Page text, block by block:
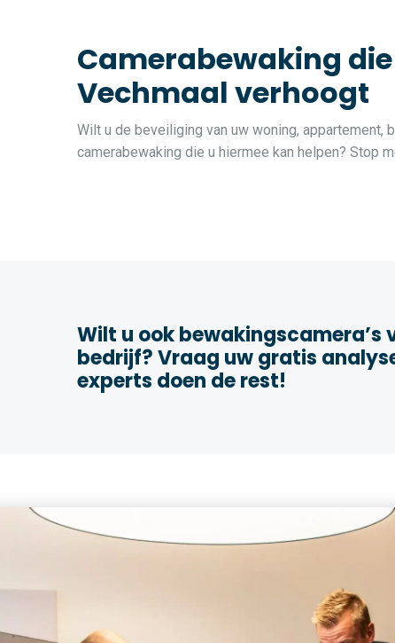
Camerabewaking
Vechmaal verhoogt
Wilt u de beveiliging van uw woning, appartement,
camerabewaking die u hiermee kan helpen? Stop
Wilt u ook bewakingscamera’s
bedrijf? Vraag uw gratis
experts doen de rest!